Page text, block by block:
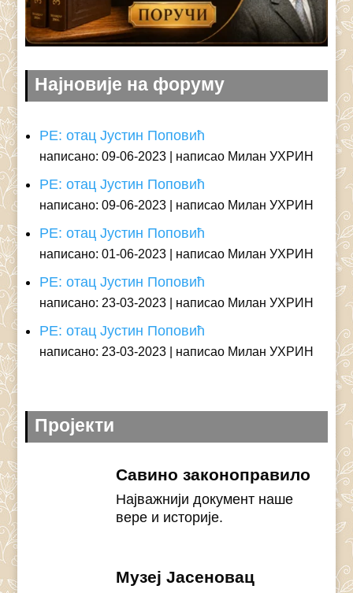
Најновије на форуму
РЕ: отац Јустин Поповић
написано: 09-06-2023 написао Милан УХРИН
РЕ: отац Јустин Поповић
написано: 09-06-2023 написао Милан УХРИН
РЕ: отац Јустин Поповић
написано: 01-06-2023 написао Милан УХРИН
РЕ: отац Јустин Поповић
написано: 23-03-2023 написао Милан УХРИН
РЕ: отац Јустин Поповић
написано: 23-03-2023 написао Милан УХРИН
Пројекти
Савино законоправило
Најважнији документ наше
вере и историје.
Музеј Јасеновац